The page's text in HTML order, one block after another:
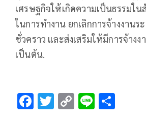
เศรษฐกิจให้เกิดความเป็นธรรมใ
ในการทำงาน ยกเลิกการจ้างงาน
ชั่วคราว และส่งเสริมให้มีการจ้างง
เป็นต้น.
F T C Li